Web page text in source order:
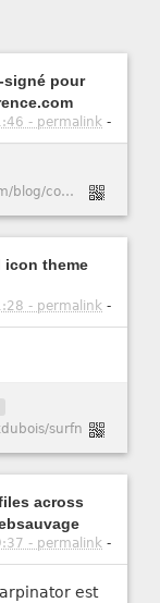
signé pour
- permalink -
https://www.w3reference.com/blog/comment-cr-er-un-certificat-ssl-auto-sign-pour-apache-dans-ubuntu-20-04/
icon theme
- permalink -
surfn
across
- permalink -
est